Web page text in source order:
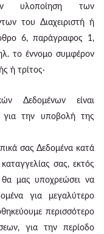
υλοποίηση των
του Διαχειριστή ή
6, παράγραφος 1,
το έννομο συμφέρον
ή τρίτος·
Δεδομένων είναι
για την υποβολή της
σας Δεδομένα κατά
σας, εκτός
μας υποχρεώσει να
για μεγαλύτερο
περισσότερο
για την περίοδο